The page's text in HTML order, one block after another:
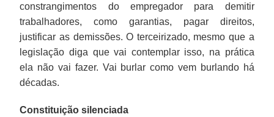
constrangimentos do empregador para demitir
trabalhadores, como garantias, pagar direitos,
justificar as demissões. O terceirizado, mesmo que a
legislação diga que vai contemplar isso, na prática
ela não vai fazer. Vai burlar como vem burlando há
décadas.
Constituição silenciada